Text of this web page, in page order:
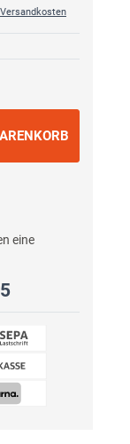
Versandkosten
eine